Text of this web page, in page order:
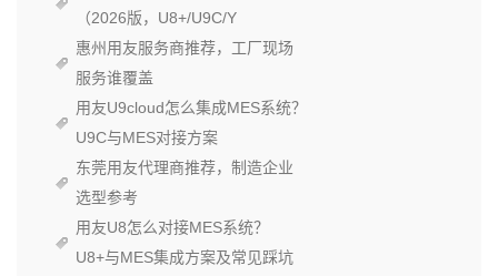
（2026版，U8+/U9C/Y
惠州用友服务商推荐，工厂现场
服务谁覆盖
用友U9cloud怎么集成MES系统？
U9C与MES对接方案
东莞用友代理商推荐，制造企业
选型参考
用友U8怎么对接MES系统？
U8+与MES集成方案及常见踩坑